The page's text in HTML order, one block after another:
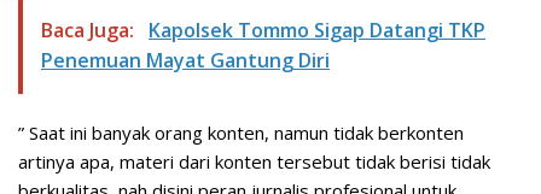
Baca Juga:
Kapolsek Tommo Sigap Datangi TKP
Penemuan Mayat Gantung Diri
” Saat ini banyak orang konten, namun tidak berkonten
artinya apa, materi dari konten tersebut tidak berisi tidak